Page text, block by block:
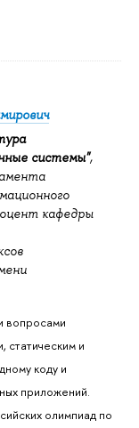
системы",
кафедры
вопросами
статическим и
коду и
приложений.
олимпиад по